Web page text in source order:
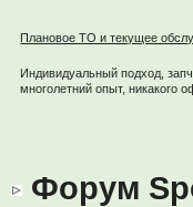
Плановое ТО и текущее
Индивидуальный подход,
многолетний опыт, никакого
Форум